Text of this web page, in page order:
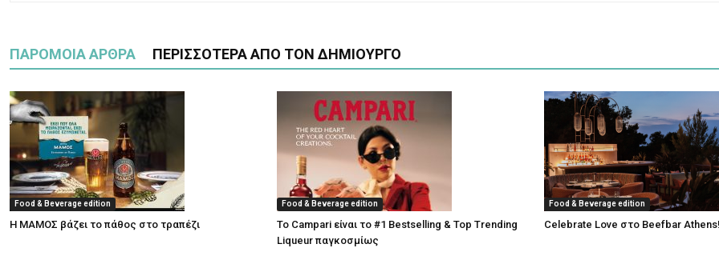
ΠΑΡΟΜΟΙΑ ΑΡΘΡΑ ΠΕΡΙΣΣΟΤΕΡΑ ΑΠΟ ΤΟΝ ΔΗΜΙΟΥΡΓΟ
Food & Beverage edition
Η ΜΑΜΟΣ βάζει το πάθος στο τραπέζι
Food & Beverage edition
Το Campari είναι το #1 Bestselling & Top Trending
Liqueur παγκοσμίως
Food & Beverage edition
Celebrate Love στο Beefbar